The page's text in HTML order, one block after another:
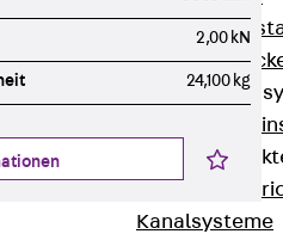
Kanalsysteme
2,00 kN
24,100 kg